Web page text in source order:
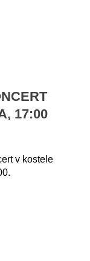
17:00
v kostele